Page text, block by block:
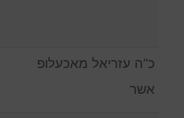
כ”ה עזריאל מאכעלופ
אשר